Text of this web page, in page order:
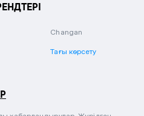
Changan
Тағы көрсету